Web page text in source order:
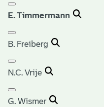
E. Timmermann
B. Freiberg
N.C. Vrije
G. Wismer